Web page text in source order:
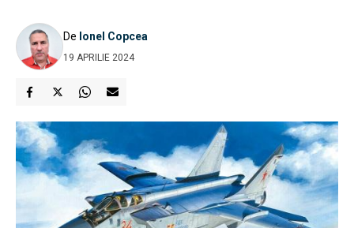
De Ionel Copcea
19 APRILIE 2024